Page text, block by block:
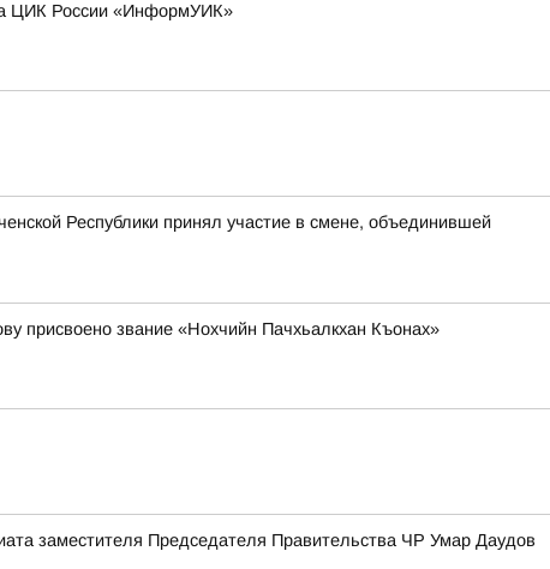
ЦИК России «ИнформУИК»
Республики принял участие в смене, объединившей
присвоено звание «Нохчийн Пачхьалкхан Къонах»
заместителя Председателя Правительства ЧР Умар Даудов